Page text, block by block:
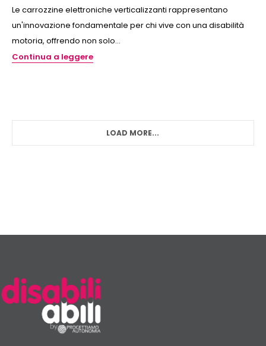
Le carrozzine elettroniche verticalizzanti rappresentano
un'innovazione fondamentale per chi vive con una disabilità
motoria, offrendo non solo...
Continua a leggere
LOAD MORE...